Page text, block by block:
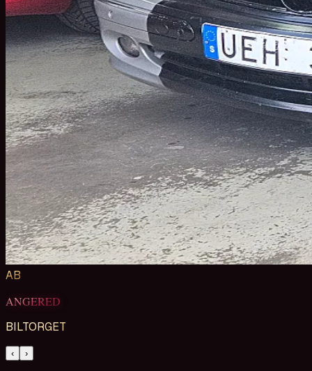
AB
ANGERED
BILTORGET
‹ ›